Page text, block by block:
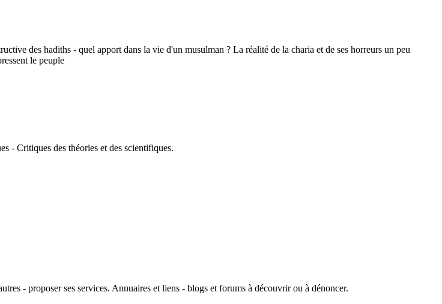
des hadiths - quel apport dans la vie d'un musulman ? La réalité de la charia et de ses horreurs un peu
le peuple
- Critiques des théories et des scientifiques.
- proposer ses services. Annuaires et liens - blogs et forums à découvrir ou à dénoncer.